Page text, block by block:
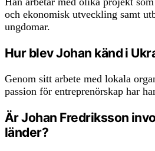
och ekonomisk utveckling samt
ungdomar.
Hur blev Johan känd i
Genom sitt arbete med lokala
passion för entreprenörskap har
Är Johan Fredriksson
länder?